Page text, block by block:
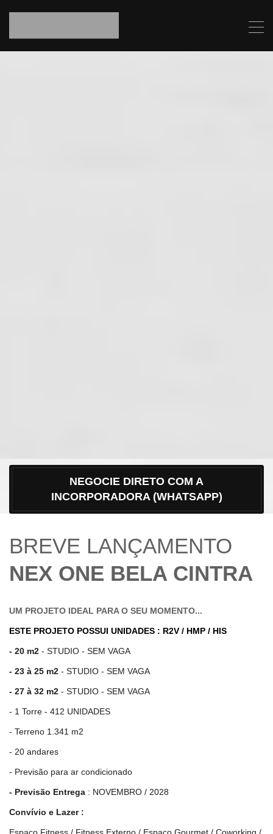
NEGOCIE DIRETO COM A
INCORPORADORA (WHATSAPP)
BREVE LANÇAMENTO
NEX ONE BELA CINTRA
UM PROJETO IDEAL PARA O SEU MOMENTO...
ESTE PROJETO POSSUI UNIDADES : R2V / HMP / HIS
- 20 m2 - STUDIO - SEM VAGA
- 23 à 25 m2 - STUDIO - SEM VAGA
- 27 à 32 m2 - STUDIO - SEM VAGA
- 1 Torre - 412 UNIDADES
- Terreno 1.341 m2
- 20 andares
- Previsão para ar condicionado
- Previsão Entrega : NOVEMBRO / 2028
Convívio e Lazer :